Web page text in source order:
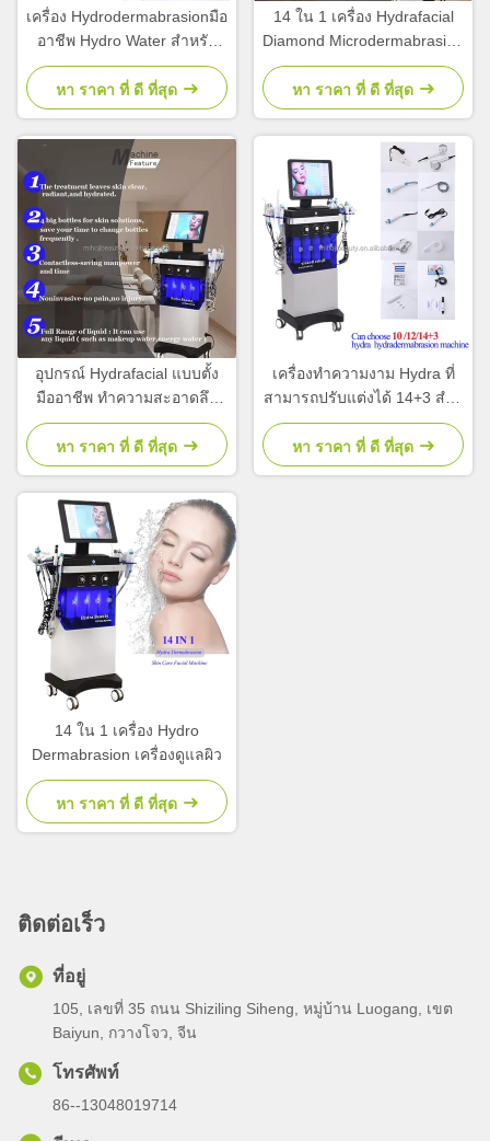
เครื่อง Hydrodermabrasionมือ
อาชีพ Hydro Water สําหรับ
การเยียวยาผิว
หา ราคา ที่ ดี ที่สุด
14 ใน 1 เครื่อง Hydrafacial
Diamond Microdermabrasion
ผิวหนังที่กระชับและขาว
หา ราคา ที่ ดี ที่สุด
อุปกรณ์ Hydrafacial แบบตั้ง
มืออาชีพ ทําความสะอาดลึก
14+3 อุปกรณ์ Hydration Face
หา ราคา ที่ ดี ที่สุด
เครื่องทําความงาม Hydra ที่
สามารถปรับแต่งได้ 14+3 สําห
รับการยกหน้า รักษาสิว
หา ราคา ที่ ดี ที่สุด
14 ใน 1 เครื่อง Hydro
Dermabrasion เครื่องดูแลผิว
หา ราคา ที่ ดี ที่สุด
ติดต่อเร็ว
ที่อยู่
105, เลขที่ 35 ถนน Shiziling Siheng, หมู่บ้าน Luogang, เขต
Baiyun, กวางโจว, จีน
โทรศัพท์
86--13048019714